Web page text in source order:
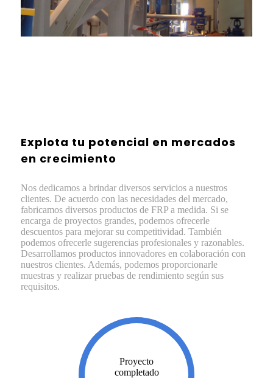
Explota tu potencial en mercados
en crecimiento
Nos dedicamos a brindar diversos servicios a nuestros
clientes. De acuerdo con las necesidades del mercado,
fabricamos diversos productos de FRP a medida. Si se
encarga de proyectos grandes, podemos ofrecerle
descuentos para mejorar su competitividad. También
podemos ofrecerle sugerencias profesionales y razonables.
Desarrollamos productos innovadores en colaboración con
nuestros clientes. Además, podemos proporcionarle
muestras y realizar pruebas de rendimiento según sus
requisitos.
Proyecto
completado